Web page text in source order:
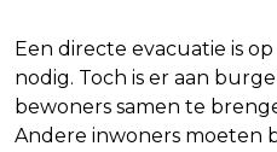
Een directe evacuatie is
nodig. Toch is er aan
bewoners samen te
Andere inwoners moeten